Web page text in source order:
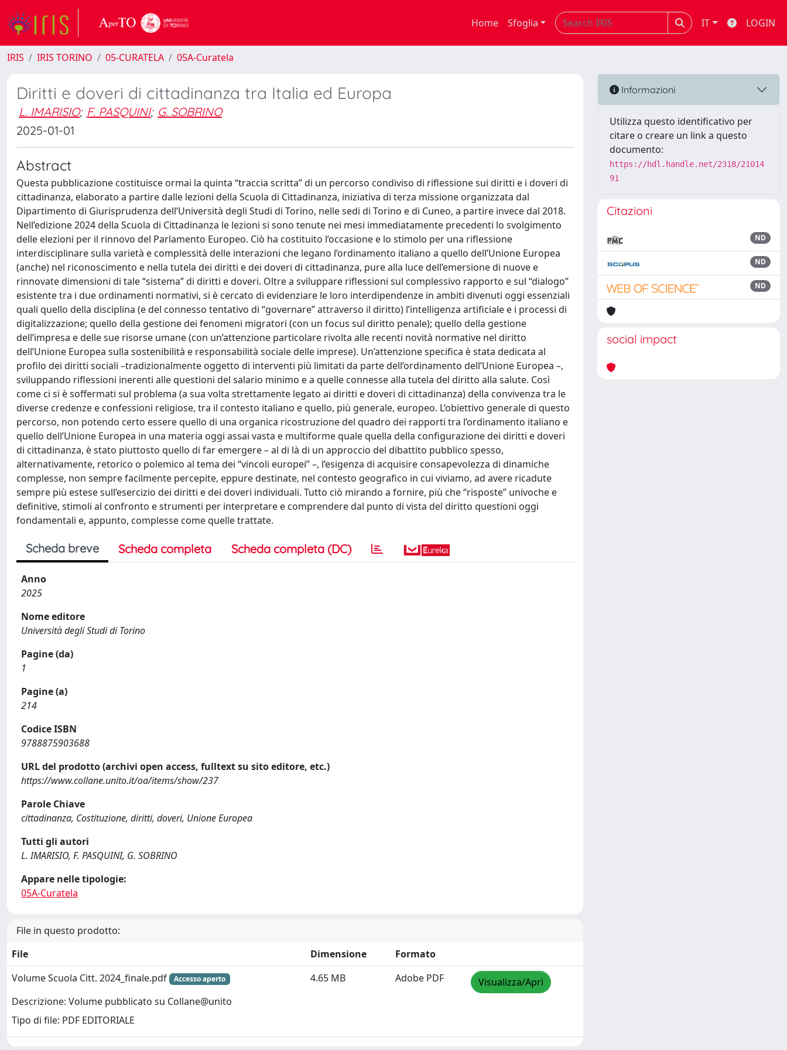
Home Sfoglia IT LOGIN
IRIS IRIS TORINO 05-CURATELA 05A-Curatela
Diritti e doveri di cittadinanza tra Italia ed Europa
L. IMARISIO; F. PASQUINI; G. SOBRINO
2025-01-01
Abstract
Questa pubblicazione costituisce ormai la quinta “traccia scritta” di un percorso condiviso di riflessione sui diritti e i doveri di
cittadinanza, elaborato a partire dalle lezioni della Scuola di Cittadinanza, iniziativa di terza missione organizzata dal
Dipartimento di Giurisprudenza dell’Università degli Studi di Torino, nelle sedi di Torino e di Cuneo, a partire invece dal 2018.
Nell’edizione 2024 della Scuola di Cittadinanza le lezioni si sono tenute nei mesi immediatamente precedenti lo svolgimento
delle elezioni per il rinnovo del Parlamento Europeo. Ciò ha costituito l’occasione e lo stimolo per una riflessione
interdisciplinare sulla varietà e complessità delle interazioni che legano l’ordinamento italiano a quello dell’Unione Europea
(anche) nel riconoscimento e nella tutela dei diritti e dei doveri di cittadinanza, pure alla luce dell’emersione di nuove e
rinnovate dimensioni di tale “sistema” di diritti e doveri. Oltre a sviluppare riflessioni sul complessivo rapporto e sul “dialogo”
esistente tra i due ordinamenti normativi, si è cercato di evidenziare le loro interdipendenze in ambiti divenuti oggi essenziali
quali quello della disciplina (e del connesso tentativo di “governare” attraverso il diritto) l’intelligenza artificiale e i processi di
digitalizzazione; quello della gestione dei fenomeni migratori (con un focus sul diritto penale); quello della gestione
dell’impresa e delle sue risorse umane (con un’attenzione particolare rivolta alle recenti novità normative nel diritto
dell’Unione Europea sulla sostenibilità e responsabilità sociale delle imprese). Un’attenzione specifica è stata dedicata al
profilo dei diritti sociali –tradizionalmente oggetto di interventi più limitati da parte dell’ordinamento dell’Unione Europea –,
sviluppando riflessioni inerenti alle questioni del salario minimo e a quelle connesse alla tutela del diritto alla salute. Così
come ci si è soffermati sul problema (a sua volta strettamente legato ai diritti e doveri di cittadinanza) della convivenza tra le
diverse credenze e confessioni religiose, tra il contesto italiano e quello, più generale, europeo. L’obiettivo generale di questo
percorso, non potendo certo essere quello di una organica ricostruzione del quadro dei rapporti tra l’ordinamento italiano e
quello dell’Unione Europea in una materia oggi assai vasta e multiforme quale quella della configurazione dei diritti e doveri
di cittadinanza, è stato piuttosto quello di far emergere – al di là di un approccio del dibattito pubblico spesso,
alternativamente, retorico o polemico al tema dei “vincoli europei” –, l’esigenza di acquisire consapevolezza di dinamiche
complesse, non sempre facilmente percepite, eppure destinate, nel contesto geografico in cui viviamo, ad avere ricadute
sempre più estese sull’esercizio dei diritti e dei doveri individuali. Tutto ciò mirando a fornire, più che “risposte” univoche e
definitive, stimoli al confronto e strumenti per interpretare e comprendere dal punto di vista del diritto questioni oggi
fondamentali e, appunto, complesse come quelle trattate.
Scheda breve Scheda completa Scheda completa (DC)
Anno
2025
Nome editore
Università degli Studi di Torino
Pagine (da)
1
Pagine (a)
214
Codice ISBN
9788875903688
URL del prodotto (archivi open access, fulltext su sito editore, etc.)
https://www.collane.unito.it/oa/items/show/237
Parole Chiave
cittadinanza, Costituzione, diritti, doveri, Unione Europea
Tutti gli autori
L. IMARISIO, F. PASQUINI, G. SOBRINO
Appare nelle tipologie:
05A-Curatela
File in questo prodotto:
File
Dimensione
Formato
Volume Scuola Citt. 2024_finale.pdf
Accesso aperto
Descrizione: Volume pubblicato su Collane@unito
Tipo di file: PDF EDITORIALE
4.65 MB Adobe PDF Visualizza/Apri
Informazioni
Utilizza questo identificativo per
citare o creare un link a questo
documento:
https://hdl.handle.net/2318/21014
91
Citazioni
ND
ND
ND
social impact